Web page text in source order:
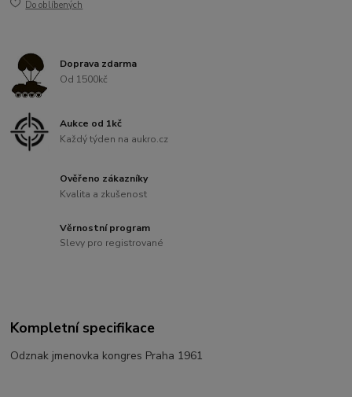
Do oblíbených
Doprava zdarma
Od 1500kč
Aukce od 1kč
Každý týden na aukro.cz
Ověřeno zákazníky
Kvalita a zkušenost
Věrnostní program
Slevy pro registrované
Kompletní specifikace
Odznak jmenovka kongres Praha 1961